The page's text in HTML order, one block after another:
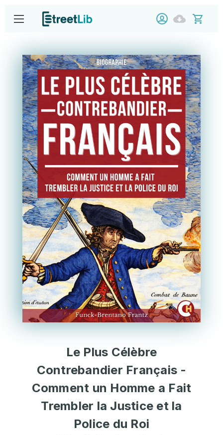
Le Plus Célèbre
Contrebandier Français -
Comment un Homme a Fait
Trembler la Justice et la
Police du Roi